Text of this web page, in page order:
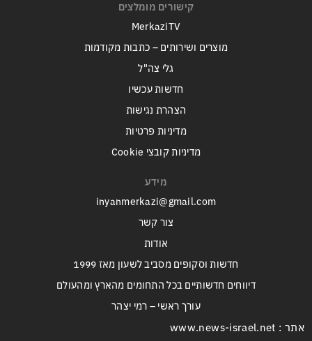
קישורים מומלצים
MerkaziTV
מוצרים ושירותים – כתבות מקודמות
גלי צה"ל
חדשות עכשיו
הצהרת נגישות
מדיניות פרטיות
מדיניות קובצי Cookie
מידע
inyanmerkazi@gmail.com
צור קשר
אודות
חדשות וסקופים מסביב לשעון מאז 1999
דיווחים חדשותיים בכל התחומים מהארץ ומהעולם
עורך ראשי – רמי יצהר
אתר : www.news-israel.net